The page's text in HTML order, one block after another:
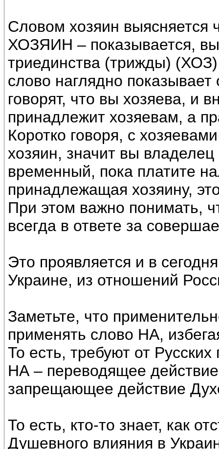
Словом хозяин
ХОЗЯИН – показывается,
триединства (трижды)
слово наглядно
говорят, что вы хозяева, и
принадлежит хозяевам, а
Коротко говоря, с
хозяин, значит вы
временный, пока платите
принадлежащая хозяину,
При этом важно понимать,
всегда в ответе за
Это проявляется и в
Украине, из отношений
Заметьте, что
применять слово НА,
То есть, требуют от
НА – переводящее
запрещающее действие
То есть, кто-то знает, как
Душевного влияния в